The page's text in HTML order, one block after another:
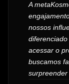
A
nossos
acessar o
buscamos
surpreender